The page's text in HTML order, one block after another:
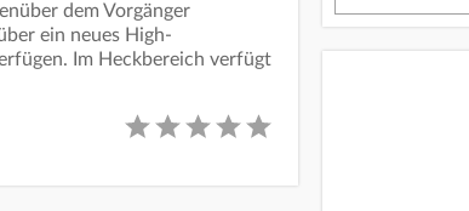
dem Vorgänger
ein neues High-
Im Heckbereich verfügt